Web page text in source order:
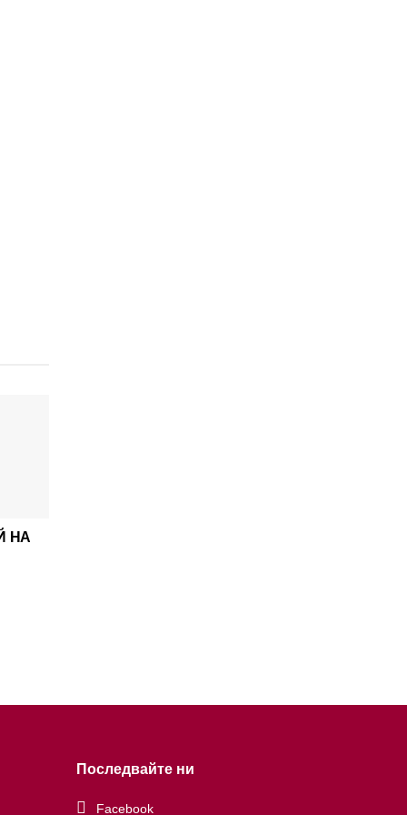
НА
Последвайте ни
Facebook